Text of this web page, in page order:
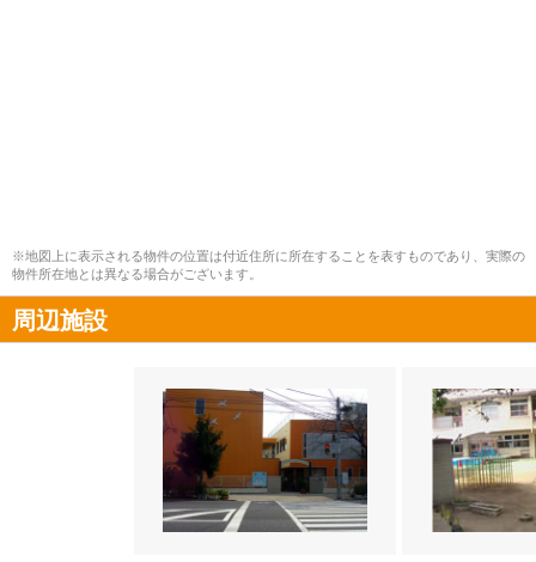
※地図上に表示される物件の位置は付近住所に所在することを表すものであり、実際の
物件所在地とは異なる場合がございます。
周辺施設